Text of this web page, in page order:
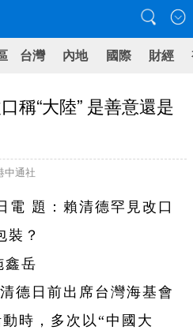
台灣 內地 國際 財經
稱“大陸” 是善意還是
中通社
電 題：賴清德罕見改口
裝？
鑫岳
德日前出席台灣海基會
時，多次以“中國大